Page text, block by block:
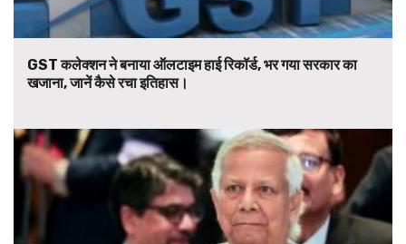
GST कलेक्शन ने बनाया ऑलटाइम हाई रिकॉर्ड, भर गया सरकार का
खजाना, जानें कैसे रचा इतिहास।